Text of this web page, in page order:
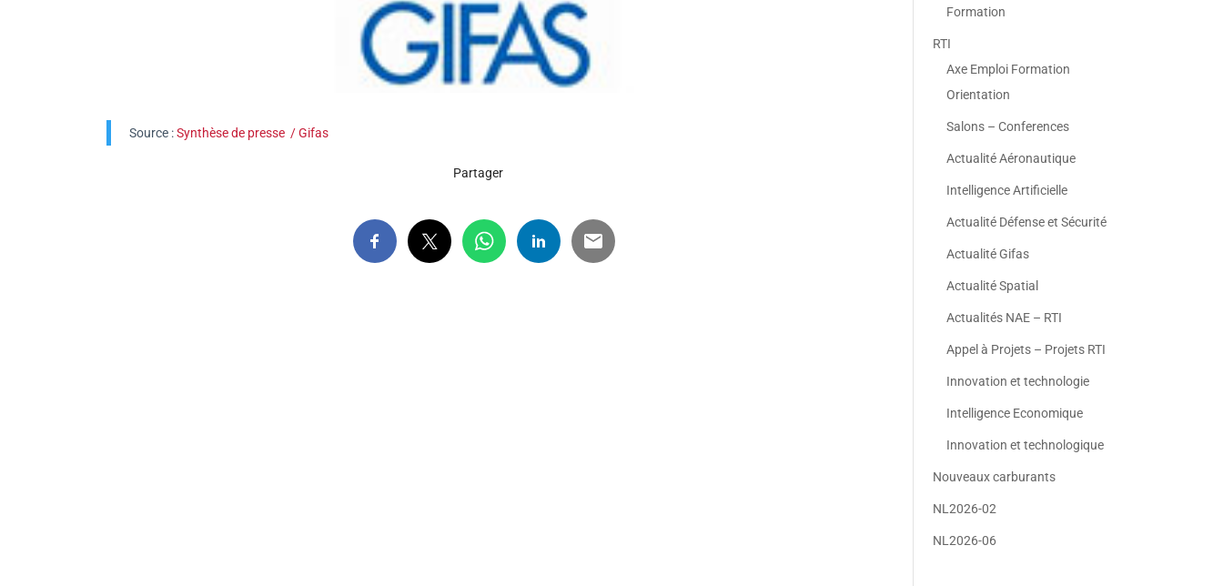
Source :Synthèse de presse / Gifas
Partager
Formation
RTI
Axe Emploi Formation
Orientation
Salons – Conferences
Actualité Aéronautique
Intelligence Artificielle
Actualité Défense et Sécurité
Actualité Gifas
Actualité Spatial
Actualités NAE – RTI
Appel à Projets – Projets RTI
Innovation et technologie
Intelligence Economique
Innovation et technologique
Nouveaux carburants
NL2026-02
NL2026-06